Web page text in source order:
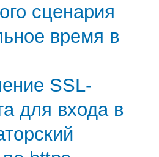
сценария
время в
SSL-
для входа в